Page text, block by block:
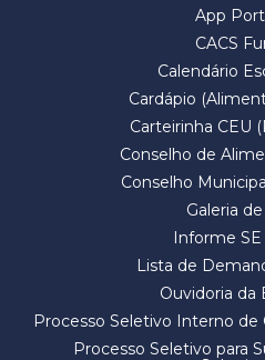
App
CACS
Calendário
Cardápio
Carteirinha CEU
Conselho de
Conselho
Galeria
Informe
Lista de
Ouvidoria da
Processo Seletivo Interno
Processo Seletivo para